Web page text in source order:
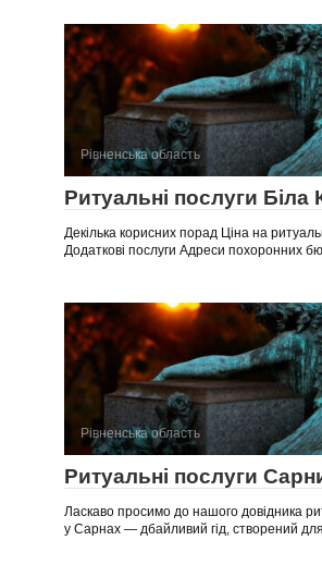
Рівненська область
Ритуальні послуги Біла
Декілька корисних порад Ціна на
Додаткові послуги Адреси похоронних
Рівненська область
Ритуальні послуги
Ласкаво просимо до нашого довідника
у Сарнах — дбайливий гід, створений для